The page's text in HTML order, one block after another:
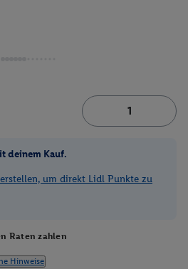
deinem Kauf.
um direkt Lidl Punkte zu
Raten zahlen
Hinweise